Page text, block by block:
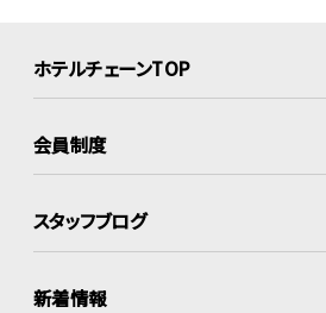
ホテルチェーンTOP
会員制度
スタッフブログ
新着情報